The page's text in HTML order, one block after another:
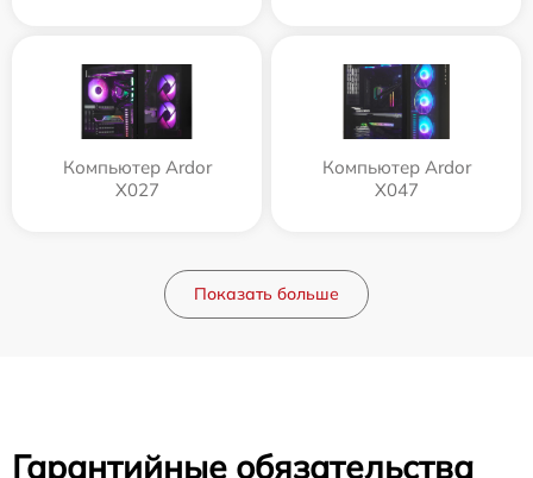
Компьютер Ardor
X027
Компьютер Ardor
X047
Показать больше
Гарантийные обязательства